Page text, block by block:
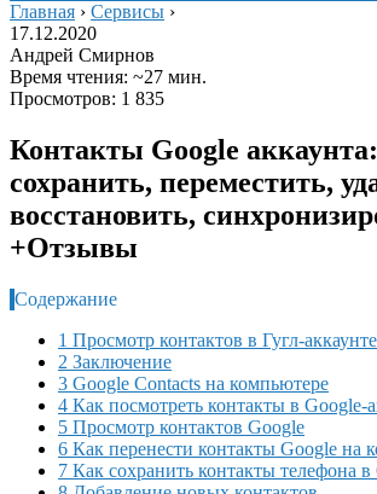
Главная › Сервисы ›
17.12.2020
Андрей Смирнов
Время чтения: ~27 мин.
Просмотров: 1 835
Контакты Google
сохранить, переместить,
восстановить,
+Отзывы
Содержание
1 Просмотр контактов в Гугл-аккаунте
2 Заключение
3 Google Contacts на компьютере
4 Как посмотреть контакты в Google-
5 Просмотр контактов Google
6 Как перенести контакты Google на
7 Как сохранить контакты телефона в